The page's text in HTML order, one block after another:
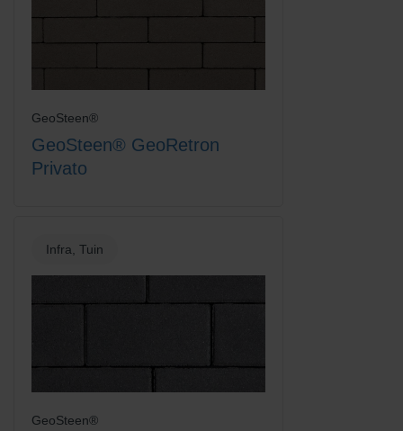
GeoSteen®
GeoSteen® GeoRetron
Privato
Infra, Tuin
GeoSteen®